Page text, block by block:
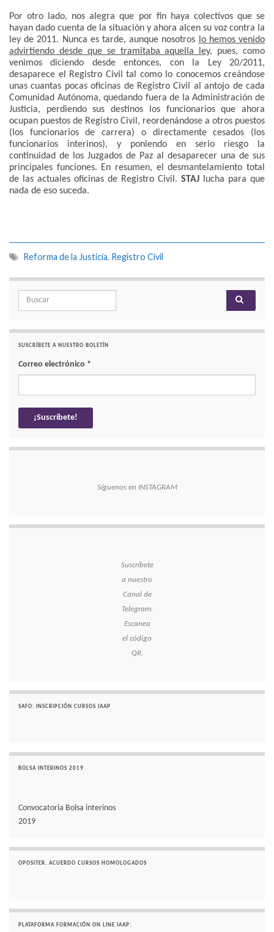
Por otro lado, nos alegra que por fin haya colectivos que se
hayan dado cuenta de la situación y ahora alcen su voz contra la
ley de 2011. Nunca es tarde, aunque nosotros lo hemos venido
advirtiendo desde que se tramitaba aquella ley, pues, como
venimos diciendo desde entonces, con la Ley 20/2011,
desaparece el Registro Civil tal como lo conocemos creándose
unas cuantas pocas oficinas de Registro Civil al antojo de cada
Comunidad Autónoma, quedando fuera de la Administración de
Justicia, perdiendo sus destinos los funcionarios que ahora
ocupan puestos de Registro Civil, reordenándose a otros puestos
(los funcionarios de carrera) o directamente cesados (los
funcionarios interinos), y poniendo en serio riesgo la
continuidad de los Juzgados de Paz al desaparecer una de sus
principales funciones. En resumen, el desmantelamiento total
de las actuales oficinas de Registro Civil. STAJ lucha para que
nada de eso suceda.
Reforma de la Justicia, Registro Civil
Search for:
SUSCRÍBETE A NUESTRO BOLETÍN
Correo electrónico *
Síguenos en INSTAGRAM
Suscríbete
a nuestro
Canal de
Telegram.
Escanea
el código
QR.
SAFO: INSCRIPCIÓN CURSOS IAAP
BOLSA INTERINOS 2019
Convocatoria Bolsa interinos
2019
OPOSITER. ACUERDO CURSOS HOMOLOGADOS
PLATAFORMA FORMACIÓN ON LINE IAAP: